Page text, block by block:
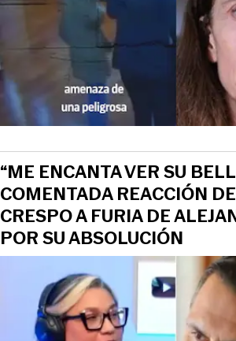
“ME ENCANTA VER SU
COMENTADA REACCIÓN
CRESPO A FURIA DE
POR SU ABSOLUCIÓN